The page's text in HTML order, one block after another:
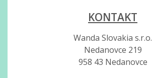
KONTAKT
Wanda Slovakia s.r.o.
Nedanovce 219
958 43 Nedanovce